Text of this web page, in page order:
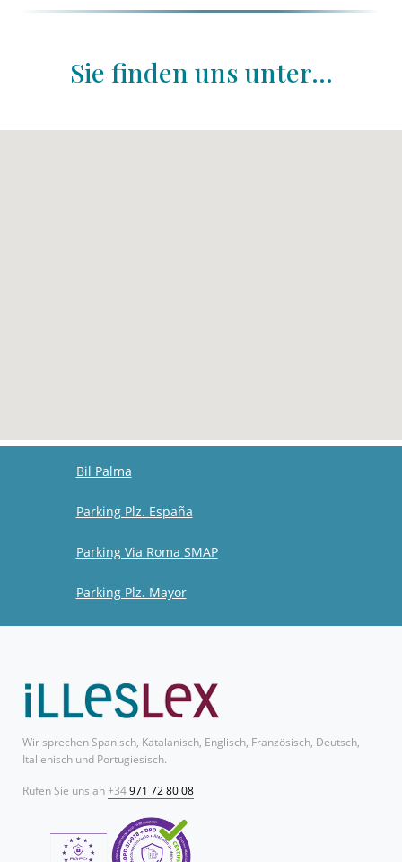
Sie finden uns unter...
Bil Palma
Parking Plz. España
Parking Via Roma SMAP
Parking Plz. Mayor
Wir sprechen Spanisch, Katalanisch, Englisch, Französisch, Deutsch,
Italienisch und Portugiesisch.
Rufen Sie uns an+34971 72 80 08